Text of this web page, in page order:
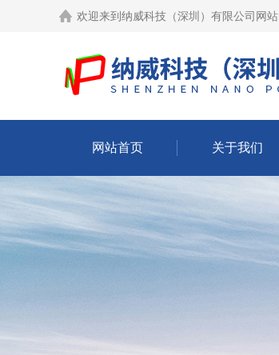
欢迎来到 纳威科技（深圳）有限公司网站
网站首页 关于我们